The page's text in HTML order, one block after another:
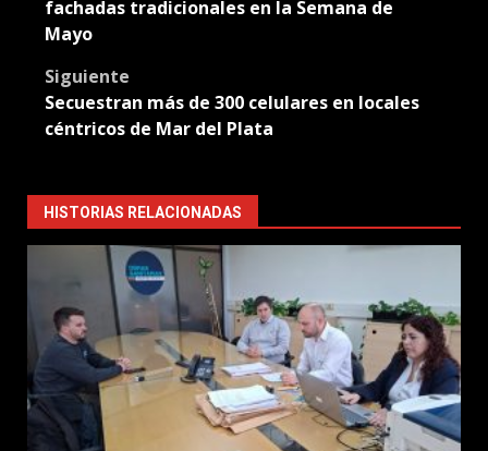
fachadas tradicionales en la Semana de
Mayo
Siguiente
Secuestran más de 300 celulares en locales
céntricos de Mar del Plata
HISTORIAS RELACIONADAS